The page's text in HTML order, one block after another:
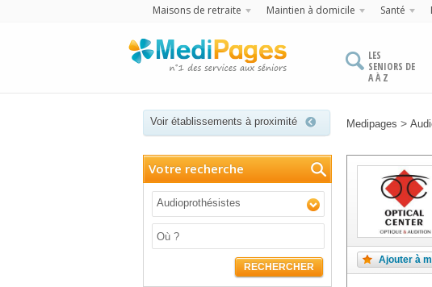
Maisons de retraite Maintien à domicile Santé
LES
SENIORS DE
A À Z
Voir établissements à proximité Medipages >
Votre recherche
Audioprothésistes
RECHERCHER
Ajouter à